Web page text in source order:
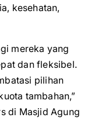
kesehatan,
mereka yang
dan fleksibel.
pilihan
tambahan,”
di Masjid Agung